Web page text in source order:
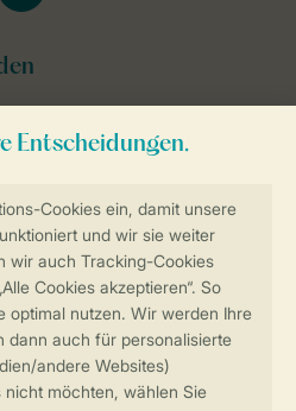
Online-Buchung